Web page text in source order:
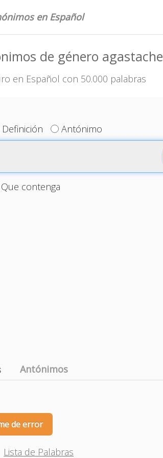
en Español
de género agastache
en Español con 50.000 palabras
Definición Antónimo
Que contenga
Antónimos
de error
Lista de Palabras